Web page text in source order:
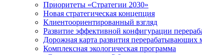
Приоритеты «Стратегии 2030»
Новая стратегическая концепция
Клиентоориентированный взгляд
Развитие эффективной конфигурации
Дорожная карта развития перерабатывающих
Комплексная экологическая программа